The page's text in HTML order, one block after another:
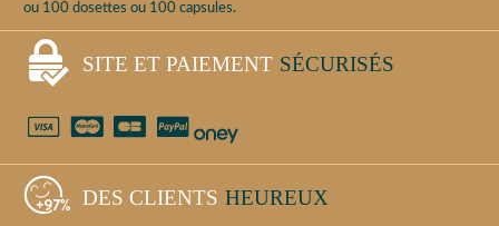
ou 100 dosettes ou 100 capsules.
SITE ET PAIEMENT SÉCURISÉS
DES CLIENTS HEUREUX